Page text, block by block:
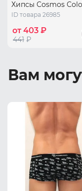
Хипсы Cosmos
ID товара 26985
от 403 ₽
441 ₽
Вам